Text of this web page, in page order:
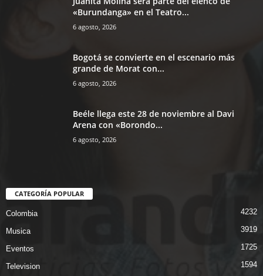
«Burundanga» en el Teatro...
6 agosto, 2026
Bogotá se convierte en el escenario más
grande de Morat con...
6 agosto, 2026
Beéle llega este 28 de noviembre al Davi
Arena con «Borondo...
6 agosto, 2026
CATEGORÍA POPULAR
Colombia 4232
Musica 3919
Eventos 1725
Television 1594